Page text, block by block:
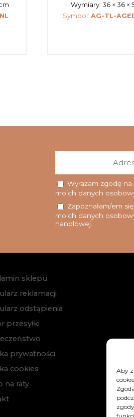
Aby
Wymiary:36 × 36 ×
Symbol:AG-TL-
Wyrażam zgodę
moich danych
Zapoznałam/em
moich danych
handlowej.
sklepu
reklamacji
odstąpienia
przesyłki
prywatności
cookies
na raty